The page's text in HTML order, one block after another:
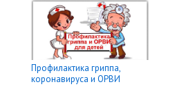
Профилактика гриппа,
коронавируса и ОРВИ